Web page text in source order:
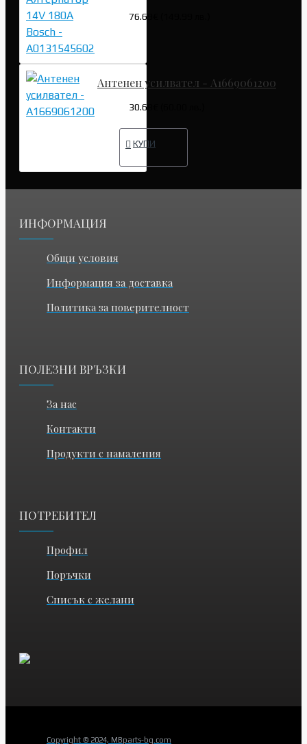
76.69€ (149.99 лв.)
Антенен усилвател - A1669061200
30.68€ (60.00 лв.)
КУПИ
ИНФОРМАЦИЯ
Общи условия
Информация за доставка
Политика за поверителност
ПОЛЕЗНИ ВРЪЗКИ
За нас
Контакти
Продукти с намаления
ПОТРЕБИТЕЛ
Профил
Поръчки
Списък с желани
Copyright © 2024, MBparts-bg.com